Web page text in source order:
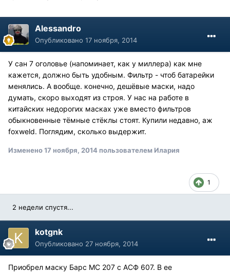
Alessandro
Опубликовано 17 ноября, 2014
У сан 7 оголовье (напоминает, как у миллера) как мне
кажется, должно быть удобным. Фильтр - чтоб батарейки
менялись. А вообще. конечно, дешёвые маски, надо
думать, скоро выходят из строя. У нас на работе в
китайских недорогих масках уже вместо фильтров
обыкновенные тёмные стёклы стоят. Купили недавно, аж
foxweld. Поглядим, сколько выдержит.
Изменено17 ноября, 2014пользователем Илария
1
2 недели спустя...
kotgnk
Опубликовано 27 ноября, 2014
Приобрел маску Барс МС 207 с АСФ 607. В ее